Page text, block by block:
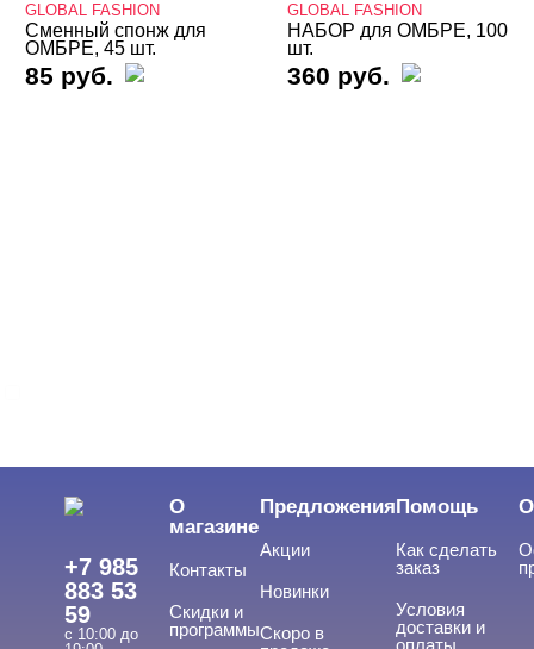
Лаки для ногтей
Пилки, блоки
ЦЕНА
GLOBAL FASHION
Сменный спонж для
ОМБРЕ, 45 шт.
85 руб.
GLOBAL FASHION
НАБОР для ОМБРЕ, 100
шт.
360 руб.
+7 985
883 53
59
с 10:00 до
О
магазине
Контакты
Скидки и
программы
Предложения
Акции
Новинки
Скоро в
Помощь
Как сделать
заказ
Условия
доставки и
оплаты